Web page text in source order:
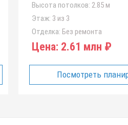
Высота потолков: 2.85 м
Этаж: 3 из 3
Отделка: Без ремонта
Цена: 2.61 млн ₽
Посмотреть